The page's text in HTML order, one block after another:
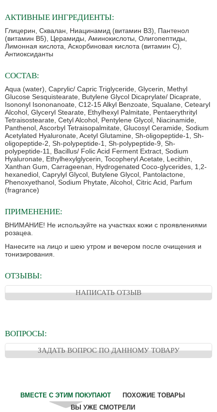
АКТИВНЫЕ ИНГРЕДИЕНТЫ:
Глицерин, Сквалан, Ниацинамид (витамин B3), Пантенол
(витамин B5), Церамиды, Аминокислоты, Олигопептиды,
Лимонная кислота, Аскорбиновая кислота (витамин С),
Антиоксиданты
СОСТАВ:
Aqua (water), Caprylic/ Capric Triglyceride, Glycerin, Methyl
Glucose Sesquistearate, Butylene Glycol Dicaprylate/ Dicaprate,
Isononyl Isononanoate, C12-15 Alkyl Benzoate, Squalane, Cetearyl
Alcohol, Glyceryl Stearate, Ethylhexyl Palmitate, Pentaerythrityl
Tetraisostearate, Cetyl Alcohol, Pentylene Glycol, Niacinamide,
Panthenol, Ascorbyl Tetraisopalmitate, Glucosyl Ceramide, Sodium
Acetylated Hyaluronate, Acetyl Glutamine, Sh-oligopeptide-1, Sh-
oligopeptide-2, Sh-polypeptide-1, Sh-polypeptide-9, Sh-
polypeptide-11, Bacillus/ Folic Acid Ferment Extract, Sodium
Hyaluronate, Ethylhexylglycerin, Tocopheryl Acetate, Lecithin,
Xanthan Gum, Carrageenan, Hydrogenated Coco-glycerides, 1,2-
hexanediol, Caprylyl Glycol, Butylene Glycol, Pantolactone,
Phenoxyethanol, Sodium Phytate, Alcohol, Citric Acid, Parfum
(fragrance)
ПРИМЕНЕНИЕ:
ВНИМАНИЕ! Не используйте на участках кожи с проявлениями
розацеа.
Нанесите на лицо и шею утром и вечером после очищения и
тонизирования.
ОТЗЫВЫ:
НАПИСАТЬ ОТЗЫВ
ВОПРОСЫ:
ЗАДАТЬ ВОПРОС ПО ДАННОМУ ТОВАРУ
ВМЕСТЕ С ЭТИМ ПОКУПАЮТ
ПОХОЖИЕ ТОВАРЫ
ВЫ УЖЕ СМОТРЕЛИ